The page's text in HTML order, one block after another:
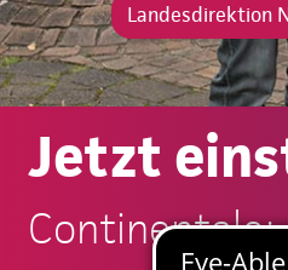
Landesdirektion
Jetzt
Continentale: